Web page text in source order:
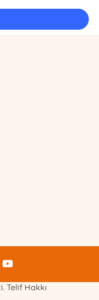
Telif Hakkı